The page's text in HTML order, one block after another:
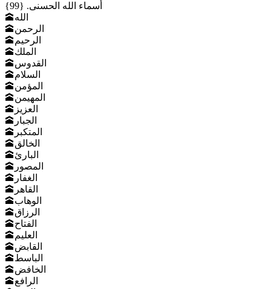
أسماء الله الحسنى. {99}
🕋الله
🕋الرحمن
🕋الرحيم
🕋الملك
🕋القدوس
🕋السلام
🕋المؤمن
🕋المهيمن
🕋العزيز
🕋الجبار
🕋المتكبر
🕋الخالق
🕋البارئ
🕋المصور
🕋الغفار
🕋القاهر
🕋الوهاب
🕋الرزاق
🕋الفتاح
🕋العليم
🕋القابض
🕋الباسط
🕋الخافض
🕋الرافع